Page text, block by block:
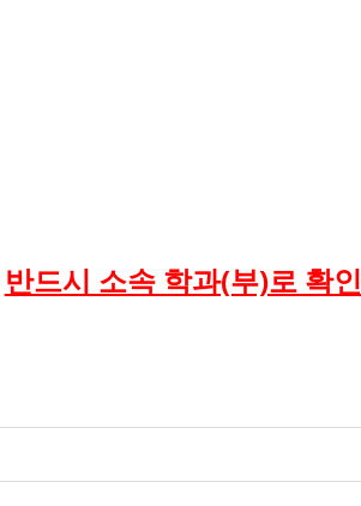
반드시 소속 학과(부)로 확인